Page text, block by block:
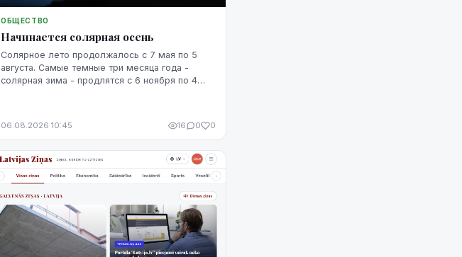
ОБЩЕСТВО
Начинается солярная осень
Солярное лето продолжалось с 7 мая по 5
августа. Самые темные три месяца года -
солярная зима - продлятся с 6 ноября по 4
06.08.2026 10:45 16 0 0